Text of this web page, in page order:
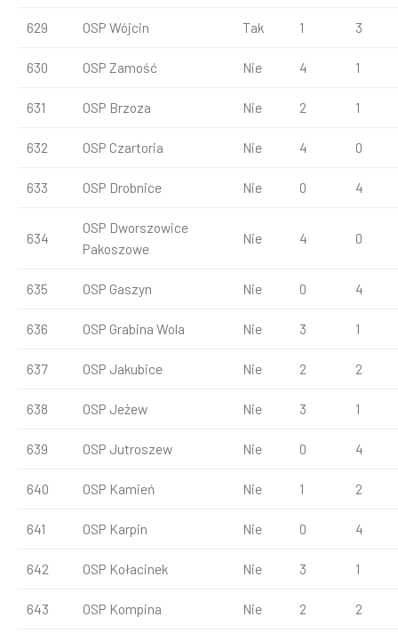
629 OSP Wójcin Tak 1 3
630 OSP Zamość Nie 4 1
631 OSP Brzoza Nie 2 1
632 OSP Czartoria Nie 4 0
633 OSP Drobnice Nie 0 4
634
OSP Dworszowice
Pakoszowe
Nie 4 0
635 OSP Gaszyn Nie 0 4
636 OSP Grabina Wola Nie 3 1
637 OSP Jakubice Nie 2 2
638 OSP Jeżew Nie 3 1
639 OSP Jutroszew Nie 0 4
640 OSP Kamień Nie 1 2
641 OSP Karpin Nie 0 4
642 OSP Kołacinek Nie 3 1
643 OSP Kompina Nie 2 2